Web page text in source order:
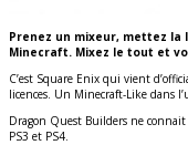
Prenez un mixeur, mettez la
Minecraft. Mixez le tout et
C’est Square Enix qui vient
licences. Un Minecraft-Like dans
Dragon Quest Builders ne connait
PS3 et PS4.